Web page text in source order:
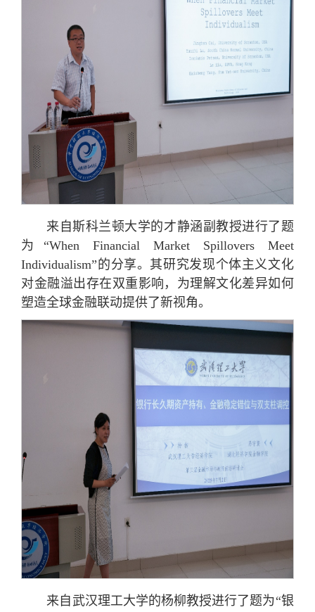
来自斯科兰顿大学的才静涵副教授进行了题
为“When Financial Market Spillovers Meet
Individualism”的分享。其研究发现个体主义文化
对金融溢出存在双重影响，为理解文化差异如何
塑造全球金融联动提供了新视角。
来自武汉理工大学的杨柳教授进行了题为“银